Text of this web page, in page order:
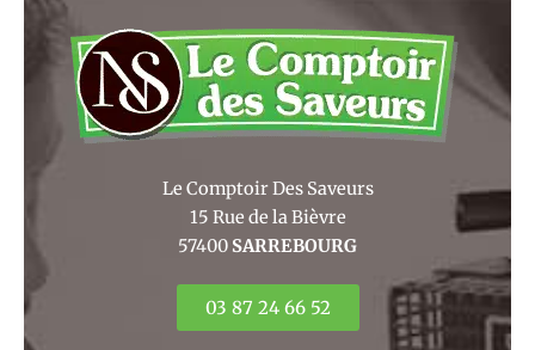
Le Comptoir Des Saveurs
15 Rue de la Bièvre
57400 SARREBOURG
03 87 24 66 52